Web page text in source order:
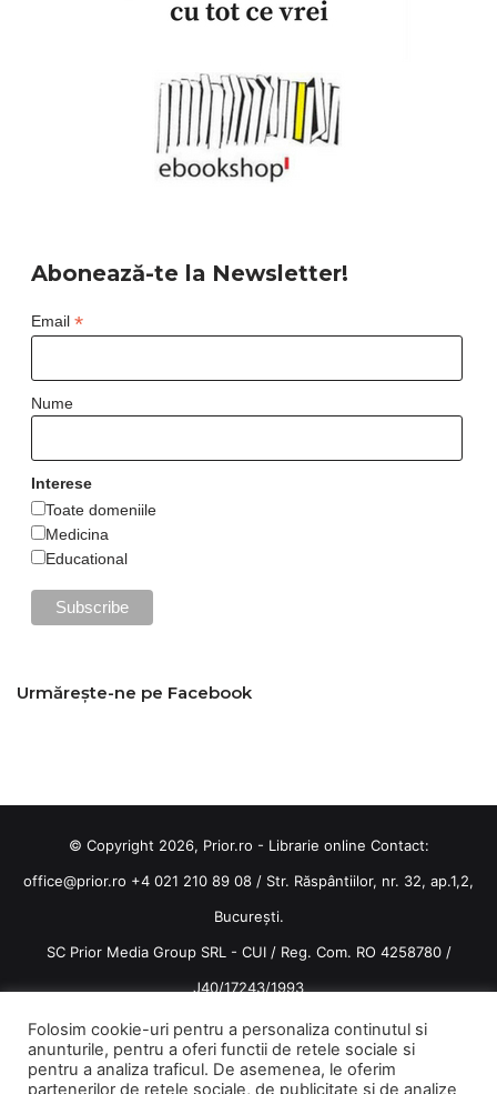
Abonează-te la Newsletter!
Email *
Nume
Interese
Toate domeniile
Medicina
Educational
Urmărește-ne pe Facebook
© Copyright 2026, Prior.ro - Librarie online Contact:
office@prior.ro +4 021 210 89 08 / Str. Răspântiilor, nr. 32, ap.1,2,
București.
SC Prior Media Group SRL - CUI / Reg. Com. RO 4258780 /
J40/17243/1993
Termeni și condiții/ Politica de confidentialitate
Terms and conditions
Folosim cookie-uri pentru a personaliza continutul si
anunturile, pentru a oferi functii de retele sociale si
pentru a analiza traficul. De asemenea, le oferim
partenerilor de retele sociale, de publicitate si de analize